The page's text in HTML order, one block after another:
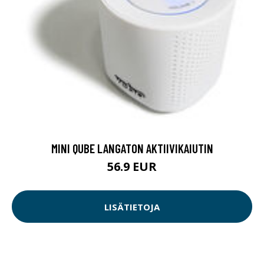
MINI QUBE LANGATON AKTIIVIKAIUTIN
56.9 EUR
LISÄTIETOJA